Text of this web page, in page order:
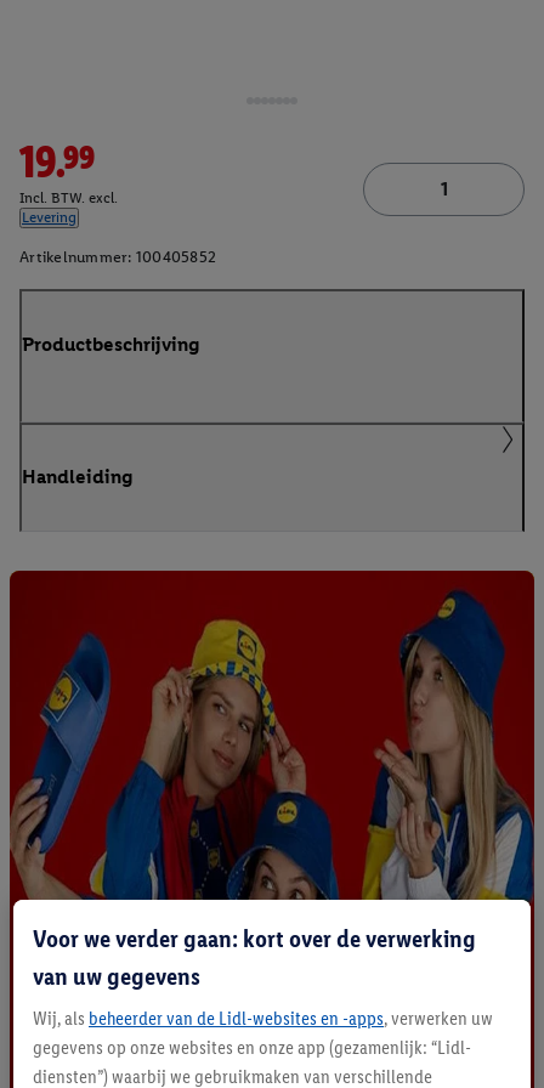
19.99
Incl. BTW. excl.
Levering
Artikelnummer: 100405852
Productbeschrijving
Handleiding
Voor we verder gaan: kort over de verwerking
van uw gegevens
Wij, als beheerder van de Lidl-websites en -apps, verwerken uw
gegevens op onze websites en onze app (gezamenlijk: “Lidl-
diensten”) waarbij we gebruikmaken van verschillende